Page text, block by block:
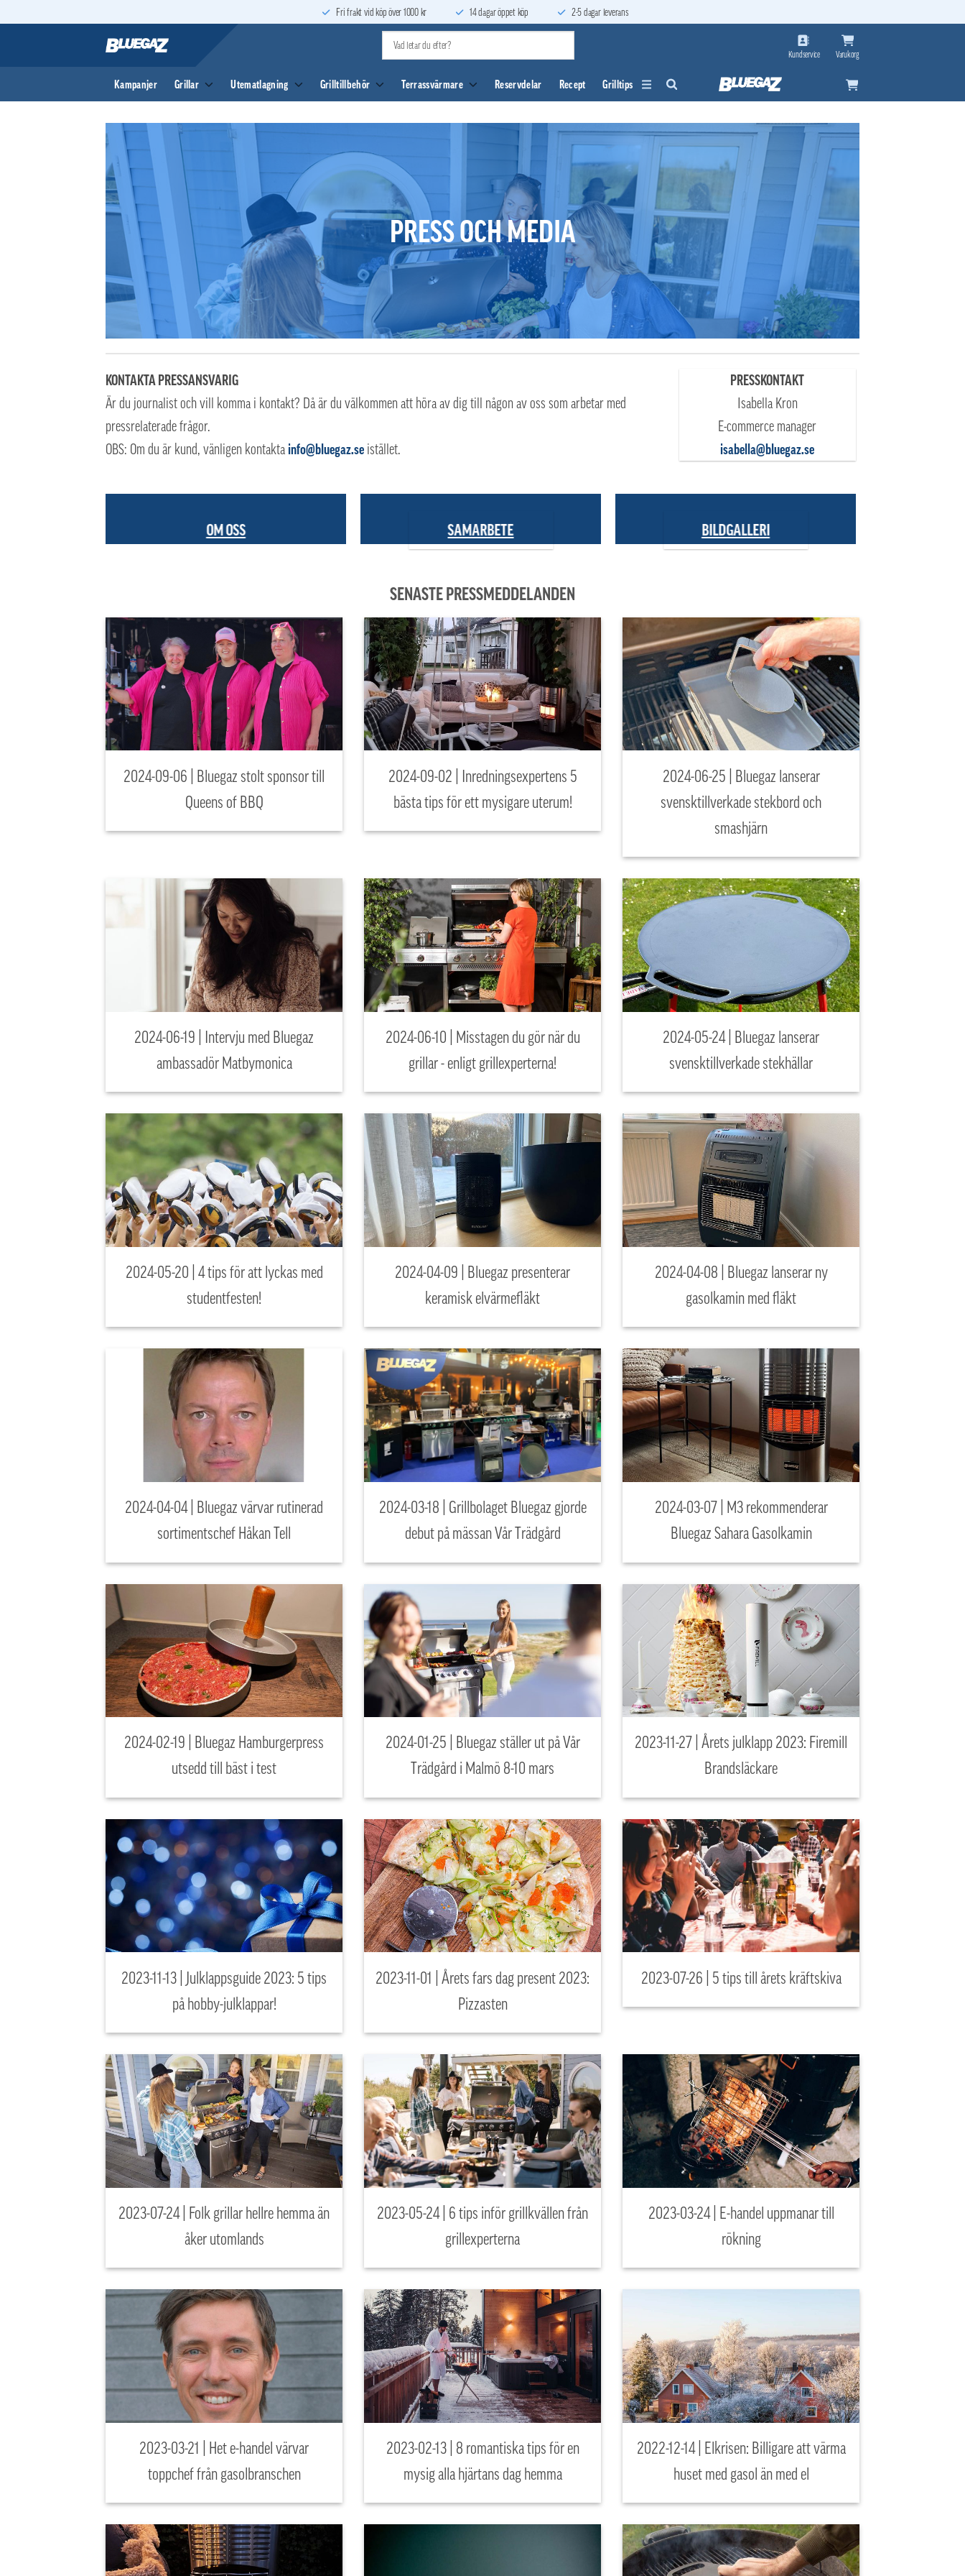
Fri frakt vid köp över 1000 kr 14 dagar öppet köp 2-5 dagar leverans
Kundservice Varukorg
Kampanjer Grillar Utematlagning Grilltillbehör Terrassvärmare Reservdelar Recept Grilltips
PRESS OCH MEDIA
KONTAKTA PRESSANSVARIG
Är du journalist och vill komma i kontakt? Då är du välkommen att höra av dig till någon av oss som arbetar med
pressrelaterade frågor.
OBS: Om du är kund, vänligen kontakta info@bluegaz.seistället.
PRESSKONTAKT
Isabella Kron
E-commerce manager
isabella@bluegaz.se
OM OSS SAMARBETE BILDGALLERI
SENASTE PRESSMEDDELANDEN
2024-09-06 | Bluegaz stolt sponsor till
Queens of BBQ
2024-09-02 | Inredningsexpertens 5
bästa tips för ett mysigare uterum!
2024-06-25 | Bluegaz lanserar
svensktillverkade stekbord och
smashjärn
2024-06-19 | Intervju med Bluegaz
ambassadör Matbymonica
2024-06-10 | Misstagen du gör när du
grillar - enligt grillexperterna!
2024-05-24 | Bluegaz lanserar
svensktillverkade stekhällar
2024-05-20 | 4 tips för att lyckas med
studentfesten!
2024-04-09 | Bluegaz presenterar
keramisk elvärmefläkt
2024-04-08 | Bluegaz lanserar ny
gasolkamin med fläkt
2024-04-04 | Bluegaz värvar rutinerad
sortimentschef Håkan Tell
2024-03-18 | Grillbolaget Bluegaz gjorde
debut på mässan Vår Trädgård
2024-03-07 | M3 rekommenderar
Bluegaz Sahara Gasolkamin
2024-02-19 | Bluegaz Hamburgerpress
utsedd till bäst i test
2024-01-25 | Bluegaz ställer ut på Vår
Trädgård i Malmö 8-10 mars
2023-11-27 | Årets julklapp 2023: Firemill
Brandsläckare
2023-11-13 | Julklappsguide 2023: 5 tips
på hobby-julklappar!
2023-11-01 | Årets fars dag present 2023:
Pizzasten
2023-07-26 | 5 tips till årets kräftskiva
2023-07-24 | Folk grillar hellre hemma än
åker utomlands
2023-05-24 | 6 tips inför grillkvällen från
grillexperterna
2023-03-24 | E-handel uppmanar till
rökning
2023-03-21 | Het e-handel värvar
toppchef från gasolbranschen
2023-02-13 | 8 romantiska tips för en
mysig alla hjärtans dag hemma
2022-12-14 | Elkrisen: Billigare att värma
huset med gasol än med el